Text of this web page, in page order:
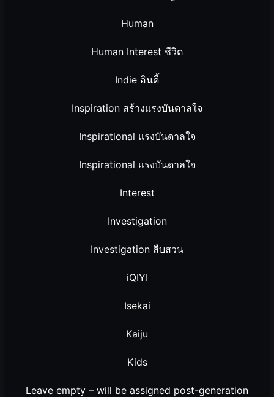
Human
Human Interest ชีวิต
Indie อินดี้
Inspiration สร้างแรงบันดาลใจ
Inspirational แรงบันดาลใจ
Inspirational แรงบันดาลใจ
Interest
Investigation
Investigation สืบสวน
iQIYI
Isekai
Kaiju
Kids
Leave empty – will be assigned post-generation